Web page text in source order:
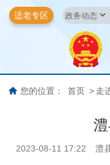
适老专区
您的位置： 首页 > 走
2023-08-11 17:22 澧